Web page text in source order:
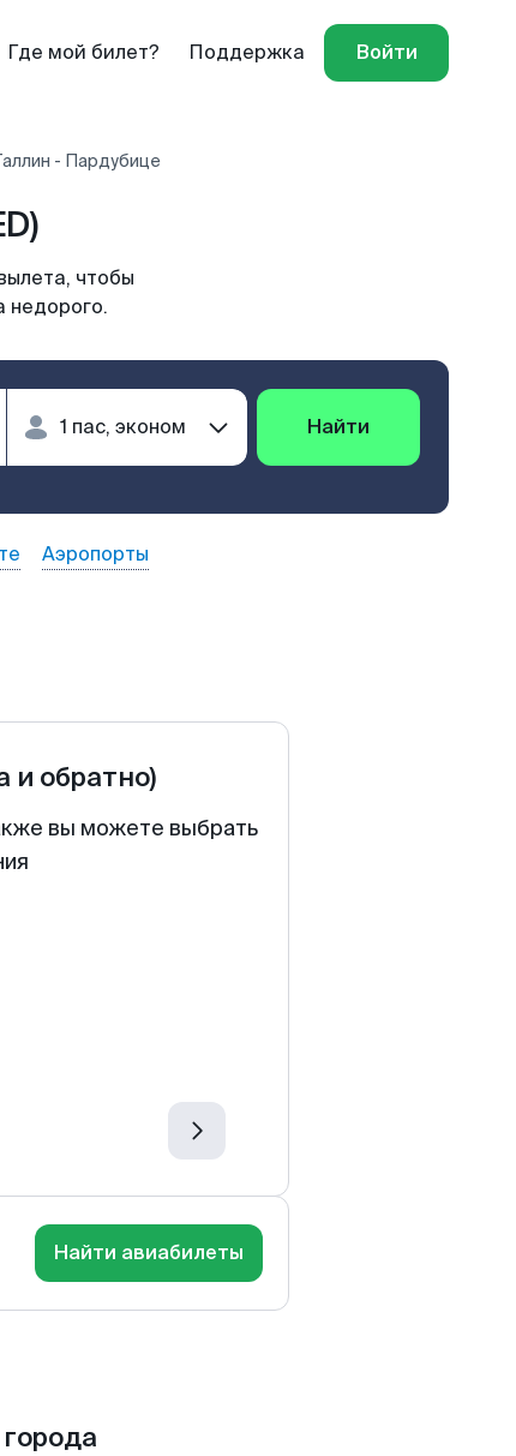
Где мой билет? Поддержка Войти
- Пардубице
чтобы
недорого.
Найти
Аэропорты
и обратно)
вы можете выбрать
Найти авиабилеты